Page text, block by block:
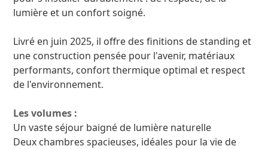
lumière et un confort soigné.
Livré en juin 2025, il offre des finitions de standing et
une construction pensée pour l'avenir, matériaux
performants, confort thermique optimal et respect
de l'environnement.
Les volumes :
Un vaste séjour baigné de lumière naturelle
Deux chambres spacieuses, idéales pour la vie de